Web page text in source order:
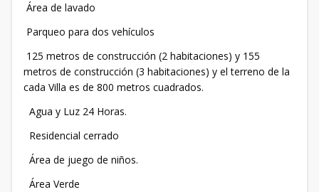
Área de lavado
Parqueo para dos vehículos
125 metros de construcción (2 habitaciones) y 155
metros de construcción (3 habitaciones) y el terreno de la
cada Villa es de 800 metros cuadrados.
Agua y Luz 24 Horas.
Residencial cerrado
Área de juego de niños.
Área Verde